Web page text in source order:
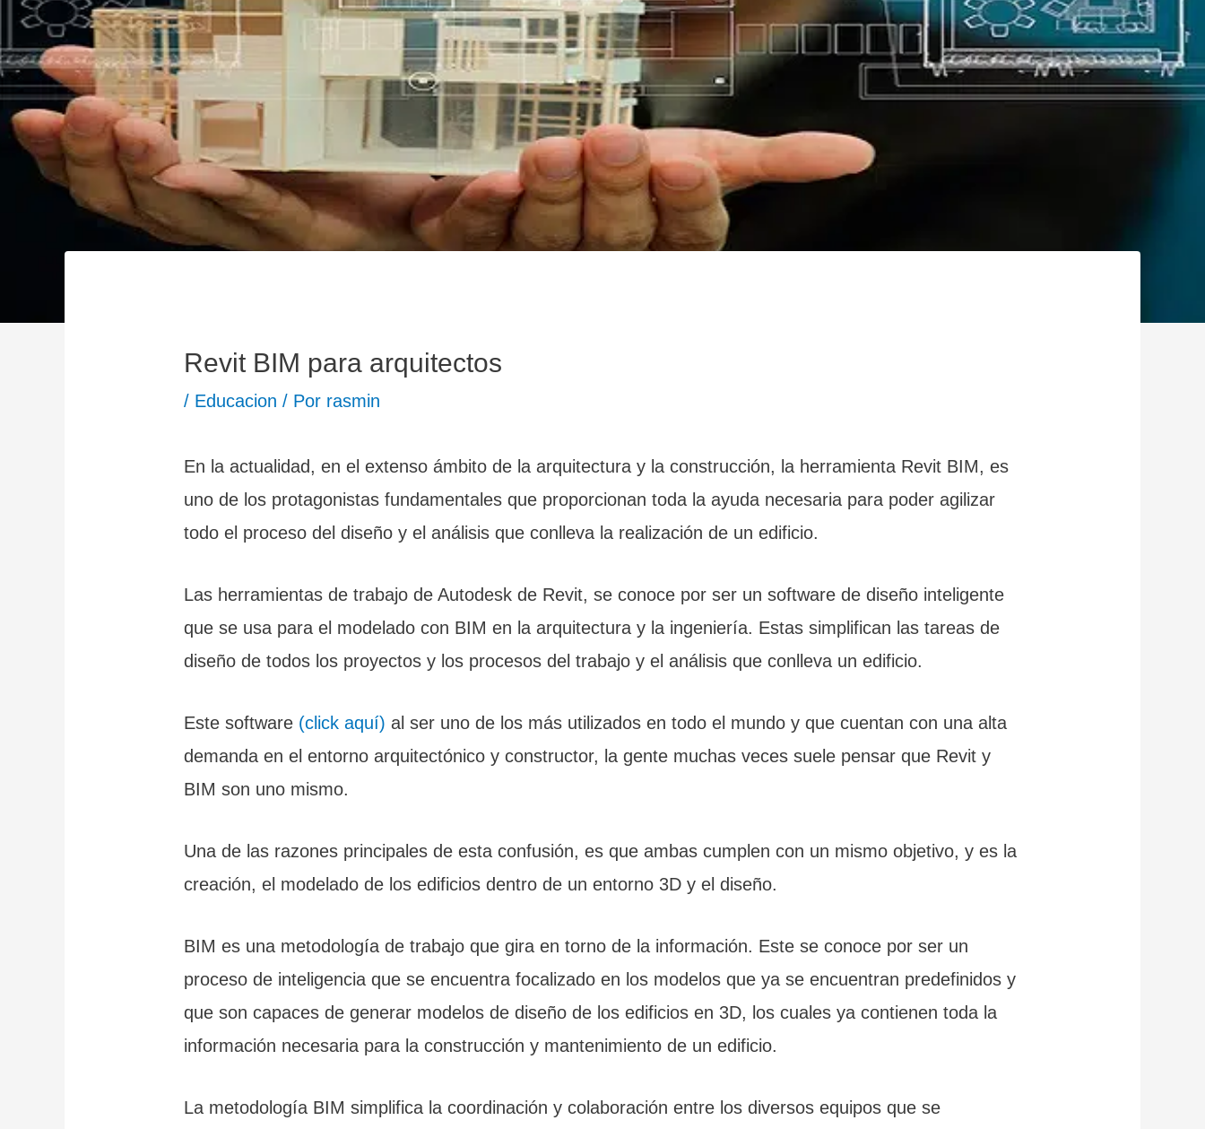
Revit BIM para arquitectos
/ Educacion / Por rasmin
En la actualidad, en el extenso ámbito de la arquitectura y la construcción, la herramienta Revit BIM, es
uno de los protagonistas fundamentales que proporcionan toda la ayuda necesaria para poder agilizar
todo el proceso del diseño y el análisis que conlleva la realización de un edificio.
Las herramientas de trabajo de Autodesk de Revit, se conoce por ser un software de diseño inteligente
que se usa para el modelado con BIM en la arquitectura y la ingeniería. Estas simplifican las tareas de
diseño de todos los proyectos y los procesos del trabajo y el análisis que conlleva un edificio.
Este software (click aquí) al ser uno de los más utilizados en todo el mundo y que cuentan con una alta
demanda en el entorno arquitectónico y constructor, la gente muchas veces suele pensar que Revit y
BIM son uno mismo.
Una de las razones principales de esta confusión, es que ambas cumplen con un mismo objetivo, y es la
creación, el modelado de los edificios dentro de un entorno 3D y el diseño.
BIM es una metodología de trabajo que gira en torno de la información. Este se conoce por ser un
proceso de inteligencia que se encuentra focalizado en los modelos que ya se encuentran predefinidos y
que son capaces de generar modelos de diseño de los edificios en 3D, los cuales ya contienen toda la
información necesaria para la construcción y mantenimiento de un edificio.
La metodología BIM simplifica la coordinación y colaboración entre los diversos equipos que se